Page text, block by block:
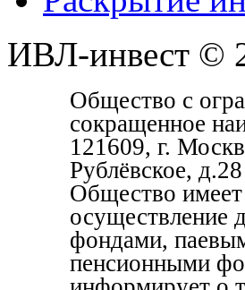
ИВЛ-инвест ©
Общество с
сокращенное
121609, г.
Рублёвское,
Общество
осуществление
фондами,
пенсионными